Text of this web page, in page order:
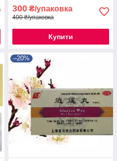
300 ₴/упаковка
400 ₴/упаковка
Купити
–20%